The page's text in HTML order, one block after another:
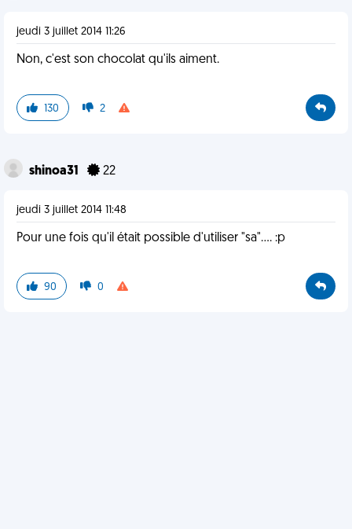
jeudi 3 juillet 2014 11:26
Non, c'est son chocolat qu'ils aiment.
130 2
shinoa31 22
jeudi 3 juillet 2014 11:48
Pour une fois qu'il était possible d'utiliser "sa".... :p
90 0